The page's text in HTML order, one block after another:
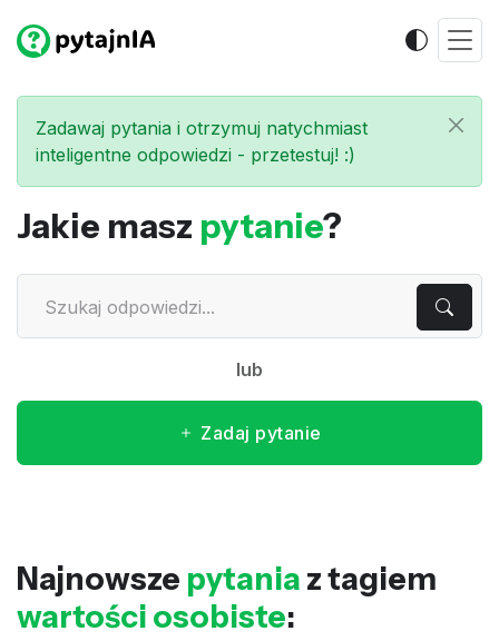
Zadawaj pytania i otrzymuj natychmiast
inteligentne odpowiedzi - przetestuj! :)
Jakie masz pytanie?
lub
Zadaj pytanie
Najnowsze pytania z tagiem
wartości osobiste: